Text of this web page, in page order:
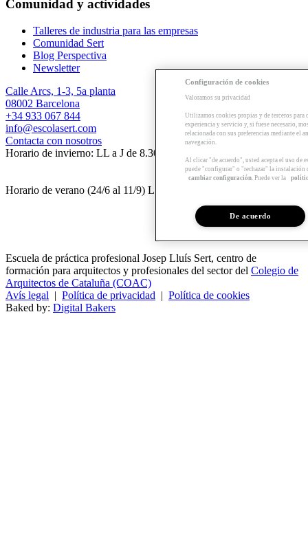
Comunidad y actividades
Talleres de industria para las empresas
Comunidad Sert
Blog Perspectiva
Newsletter
Calle Arcs, 1-3, 5a planta
08002 Barcelona
+34 933 067 844
info@escolasert.com
Contacta con nosotros
Horario de invierno: LL a J de 8.30 a 16.30 h / V de 8.30 a 14 h.
Horario de verano (24/6 al 11/9) LL a V de 8.30 a 14 h.
Escuela de práctica profesional Josep Lluís Sert, centro de
formación para arquitectos y profesionales del sector del Colegio de
Arquitectos de Cataluña (COAC)
Avís legal | Política de privacidad | Política de cookies
Baked by: Digital Bakers
Configuración de cookies
Valoramos su privacidad
Utilizamos cookies propias y de terceros para
experiencia y servicio y, si fuese necesario,
relacionada con sus preferencias mediante el
navegación.
Al clicar "de acuerdo", usted acepta el uso de
puede "configurar" o "rechazar" la instalación
cambiar configuración. Puede ver la
De acuerdo